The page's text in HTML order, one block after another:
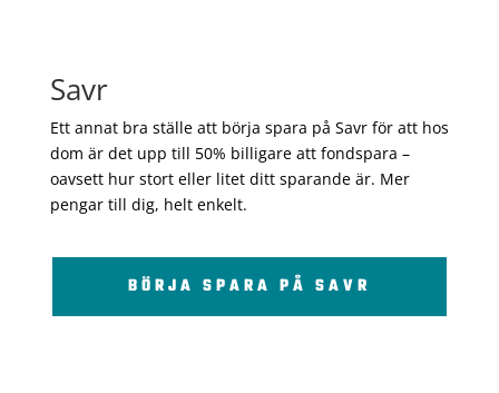
Savr
Ett annat bra ställe att börja spara på Savr för att hos
dom är det upp till 50% billigare att fondspara –
oavsett hur stort eller litet ditt sparande är. Mer
pengar till dig, helt enkelt.
BÖRJA SPARA PÅ SAVR